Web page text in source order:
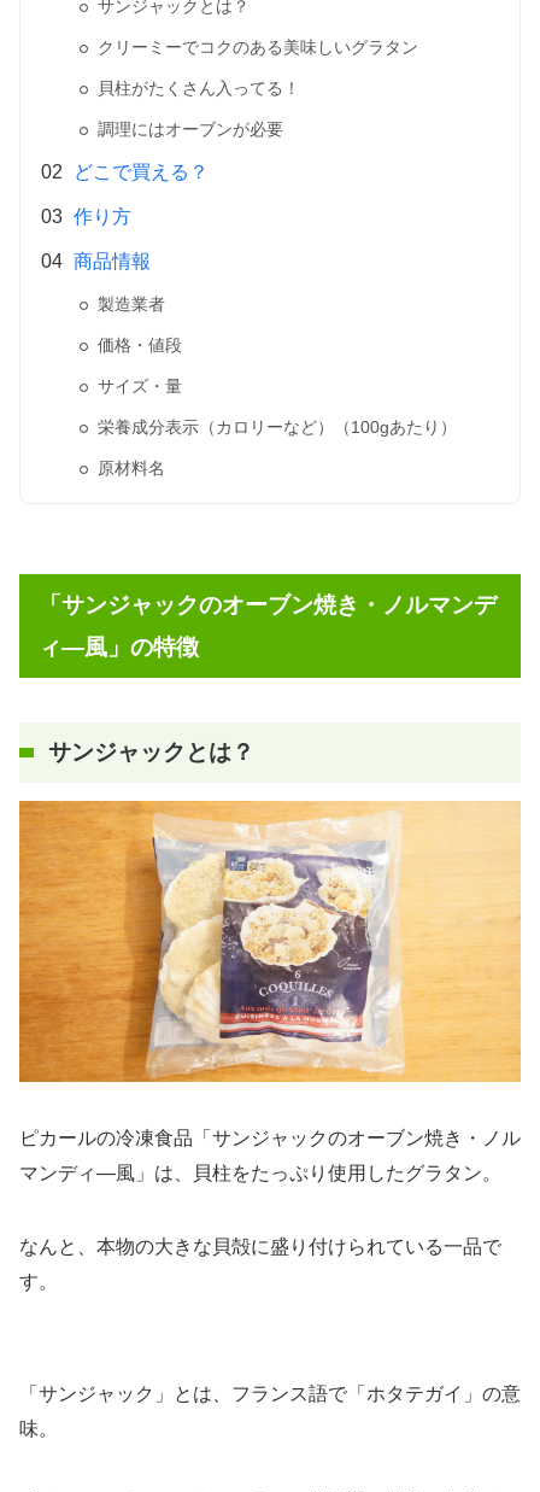
サンジャックとは？
クリーミーでコクのある美味しいグラタン
貝柱がたくさん入ってる！
調理にはオーブンが必要
どこで買える？
作り方
商品情報
製造業者
価格・値段
サイズ・量
栄養成分表示（カロリーなど）（100gあたり）
原材料名
「サンジャックのオーブン焼き・ノルマンデ
ィ―風」の特徴
サンジャックとは？
ピカールの冷凍食品「サンジャックのオーブン焼き・ノル
マンディ―風」は、貝柱をたっぷり使用したグラタン。
なんと、本物の大きな貝殻に盛り付けられている一品で
す。
「サンジャック」とは、フランス語で「ホタテガイ」の意
味。